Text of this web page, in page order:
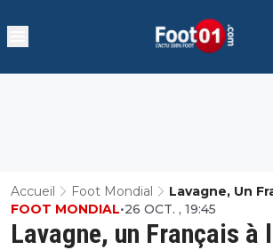
Accueil Foot Mondial
Lavagne, Un
Cameroun
Lavagne, un Français à
FOOT MONDIAL•26 OCT. , 19:45